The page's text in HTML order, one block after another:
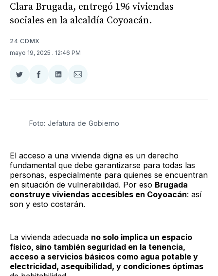
Clara Brugada, entregó 196 viviendas
sociales en la alcaldía Coyoacán.
24 CDMX
mayo 19, 2025 . 12:46 PM
Compartir
Twitter
Compartir
Facebook
Compartir
LinkedIn
Compartir
Email
Foto: Jefatura de Gobierno
El acceso a una vivienda digna es un derecho
fundamental que debe garantizarse para todas las
personas, especialmente para quienes se encuentran
en situación de vulnerabilidad. Por eso Brugada
construye viviendas accesibles en Coyoacán: así
son y esto costarán.
La vivienda adecuada no solo implica un espacio
físico, sino también seguridad en la tenencia,
acceso a servicios básicos como agua potable y
electricidad, asequibilidad, y condiciones óptimas